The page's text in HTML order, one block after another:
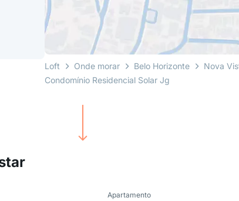
Loft Onde morar Belo Horizonte Nova
Condomínio Residencial Solar Jg
Apartamento